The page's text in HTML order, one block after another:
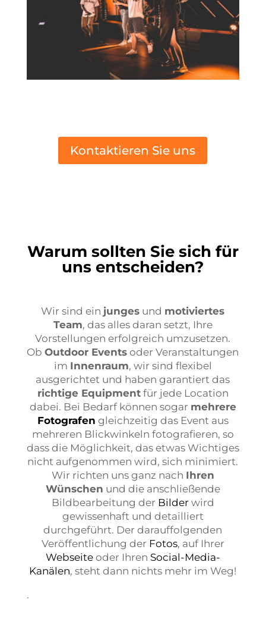
Kontaktieren Sie uns
Warum sollten Sie sich für
uns entscheiden?
​Wir sind ein junges und motiviertes
Team, das alles daran setzt, Ihre
Vorstellungen erfolgreich umzusetzen.
ObOutdoor Events oder Veranstaltungen
im Innenraum, wir sind flexibel
ausgerichtet und haben garantiert das
richtige Equipmentfür jede Location
dabei. Bei Bedarf können sogar mehrere
Fotografen gleichzeitig das Event aus
mehreren Blickwinkeln fotografieren, so
dass die Möglichkeit, das etwas Wichtiges
nicht aufgenommen wird, sich minimiert.
Wir richten uns ganz nach Ihren
Wünschen und die anschließende
Bildbearbeitung der Bilderwird
gewissenhaft und detailliert
durchgeführt. Der darauffolgenden
Veröffentlichung der Fotos, auf Ihrer
Webseiteoder Ihren Social-Media-
Kanälen, steht dann nichts mehr im Weg!
.